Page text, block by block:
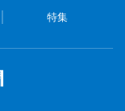
特集